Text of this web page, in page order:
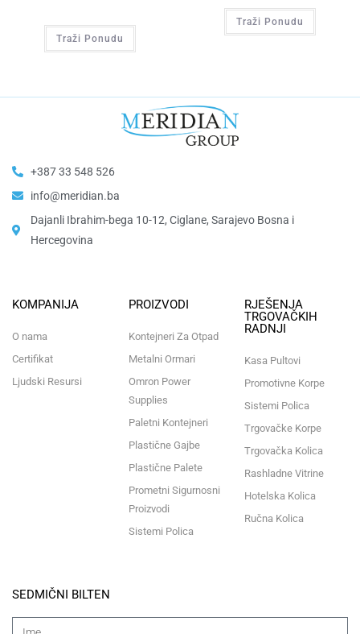
Traži Ponudu
Traži Ponudu
+387 33 548 526
info@meridian.ba
Dajanli Ibrahim-bega 10-12, Ciglane, Sarajevo Bosna i
Hercegovina​
KOMPANIJA
O nama
Certifikat
Ljudski Resursi
PROIZVODI
Kontejneri Za Otpad
Metalni Ormari
Omron Power
Supplies
Paletni Kontejneri
Plastične Gajbe
Plastične Palete
Prometni Sigurnosni
Proizvodi
Sistemi Polica
RJEŠENJA
TRGOVAČKIH
RADNJI
Kasa Pultovi
Promotivne Korpe
Sistemi Polica
Trgovačke Korpe
Trgovačka Kolica
Rashladne Vitrine
Hotelska Kolica
Ručna Kolica
SEDMIČNI BILTEN